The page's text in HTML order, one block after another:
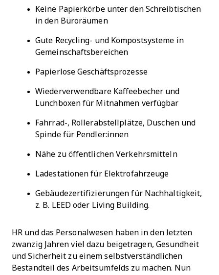
Keine Papierkörbe unter den Schreibtischen
in den Büroräumen
Gute Recycling- und Kompostsysteme in
Gemeinschaftsbereichen
Papierlose Geschäftsprozesse
Wiederverwendbare Kaffeebecher und
Lunchboxen für Mitnahmen verfügbar
Fahrrad-, Rollerabstellplätze, Duschen und
Spinde für Pendler:innen
Nähe zu öffentlichen Verkehrsmitteln
Ladestationen für Elektrofahrzeuge
Gebäudezertifizierungen für Nachhaltigkeit,
z. B. LEED oder Living Building.
HR und das Personalwesen haben in den letzten
zwanzig Jahren viel dazu beigetragen, Gesundheit
und Sicherheit zu einem selbstverständlichen
Bestandteil des Arbeitsumfelds zu machen. Nun